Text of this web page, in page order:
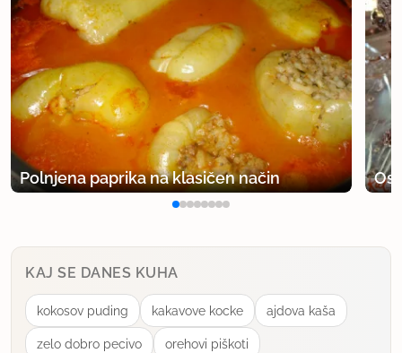
Polnjena paprika na klasičen način
KAJ SE DANES KUHA
kokosov puding kakavove kocke ajdova kaša
zelo dobro pecivo orehovi piškoti